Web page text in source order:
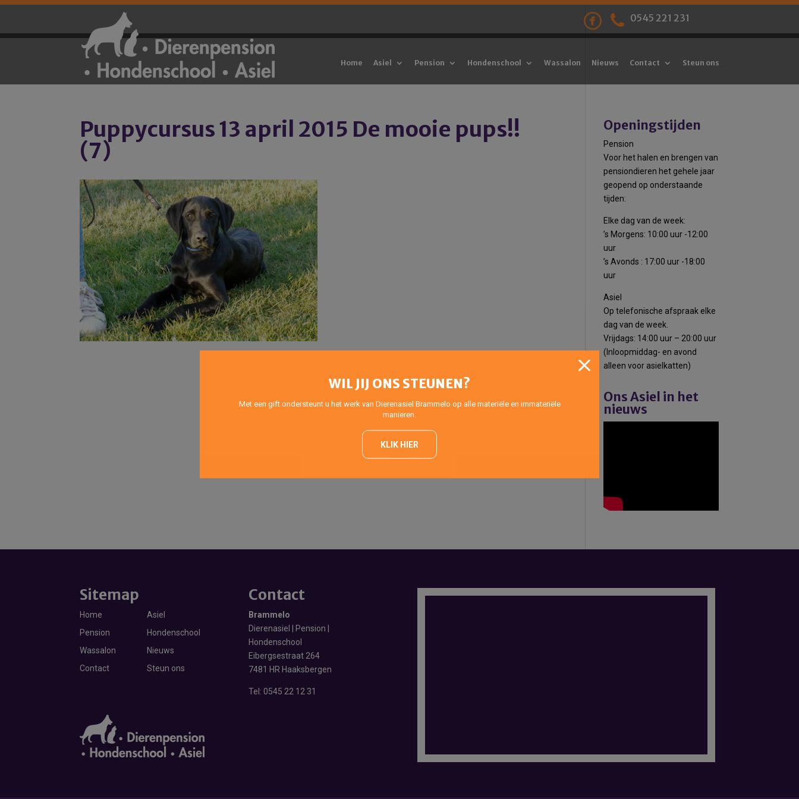
0545 221 231
Home Asiel Pension Hondenschool Wassalon Nieuws Contact Steun ons
Puppycursus 13 april 2015 De mooie pups!!
(7)
Openingstijden
Pension
Voor het halen en brengen van
pensiondieren het gehele jaar
geopend op onderstaande
tijden:
Elke dag van de week:
’s Morgens: 10:00 uur -12:00
uur
’s Avonds : 17:00 uur -18:00
uur
Asiel
Op telefonische afspraak elke
dag van de week.
Vrijdags: 14:00 uur – 20:00 uur
(Inloopmiddag- en avond
alleen voor asielkatten)
Ons Asiel in het
nieuws
WIL JIJ ONS STEUNEN?
Met een gift ondersteunt u het werk van Dierenasiel Brammelo op alle materiële en immateriële
manieren.
KLIK HIER
Sitemap
Home
Asiel
Pension
Hondenschool
Wassalon
Nieuws
Contact
Steun ons
Contact
Brammelo
Dierenasiel | Pension |
Hondenschool
Eibergsestraat 264
7481 HR Haaksbergen
Tel: 0545 22 12 31